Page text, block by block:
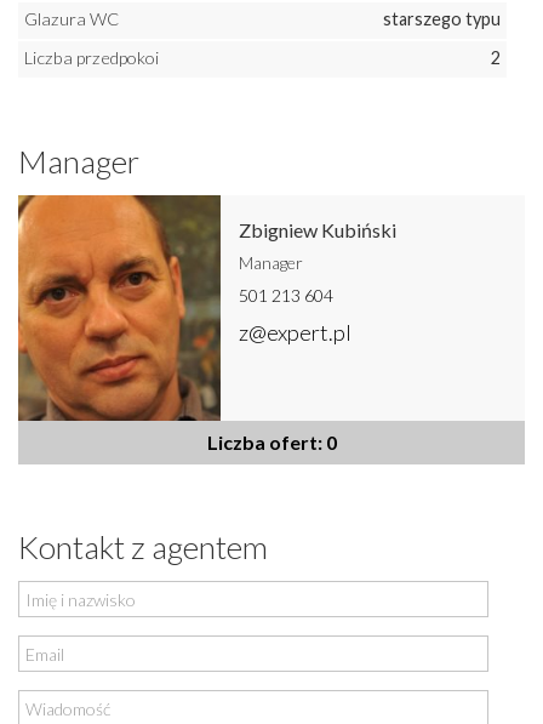
Glazura WC
starszego typu
Liczba przedpokoi
2
Manager
Zbigniew Kubiński
Manager
501 213 604
z@expert.pl
Liczba ofert: 0
Kontakt z agentem